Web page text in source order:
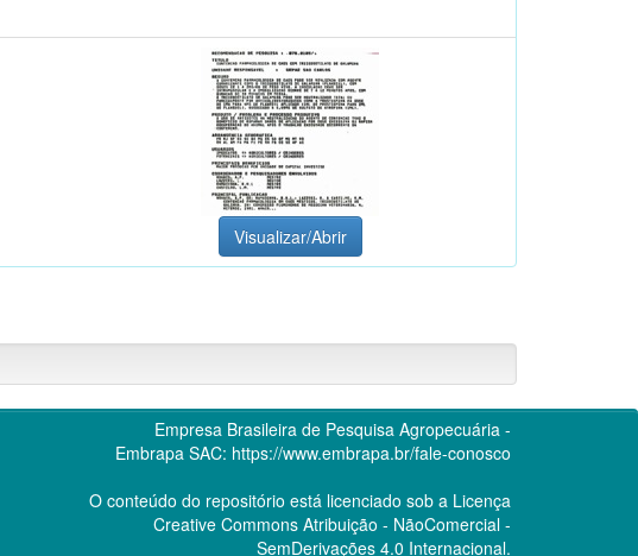
Visualizar/Abrir
Empresa Brasileira de Pesquisa Agropecuária -
Embrapa SAC: https://www.embrapa.br/fale-conosco
O conteúdo do repositório está licenciado sob a Licença
Creative CommonsAtribuição - NãoComercial -
SemDerivações 4.0 Internacional.